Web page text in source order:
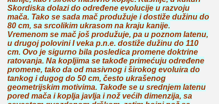
Skordiska dolazi do određene evolucije u razvoju
mača. Tako se sada mač produžuje i dostiže dužinu do
80 cm, sa srcolikim ukrasom na kraju kanije.
Vremenom se mač još produžuje, pa u poznom latenu,
u drugoj polovini I veka p.n.e. dostiže dužinu do 110
cm. Ovo je sigurno bila posledica promene doktrine
ratovanja. Na kopljima se takođe primećuju određene
promene, tako da od masivnog i širokog evoluira do
tankog i dugog do 50 cm, često ukrašenog
geometrijskim motivima. Takođe se u srednjem latenu
pored mača i koplja javlja i nož većih dimenzija, sa